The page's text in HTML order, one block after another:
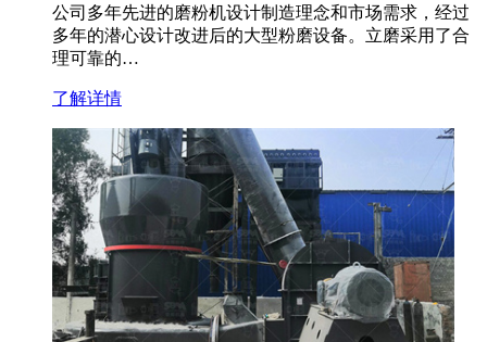
公司多年先进的磨粉机设计制造理念和市场需求，经过
多年的潜心设计改进后的大型粉磨设备。立磨采用了合
理可靠的…
了解详情